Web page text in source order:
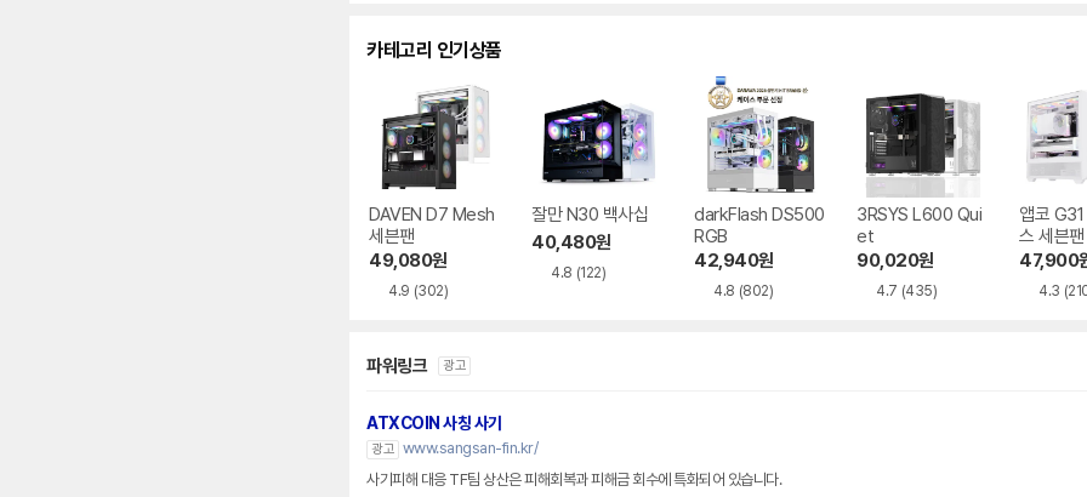
카테고리 인기상품
DAVEN D7 Mesh
세븐팬
49,080원
4.9 (302)
잘만 N30 백사십
40,480원
4.8 (122)
darkFlash DS500
RGB
42,940원
4.8 (802)
3RSYS L600 Qui
et
90,020원
4.7 (435)
앱코
스 세븐팬
47,900
4.3
파워링크 광고
ATXCOIN 사칭 사기
광고 www.sangsan-fin.kr/
사기피해 대응 TF팀 상산은 피해회복과 피해금 회수에 특화되어 있습니다.